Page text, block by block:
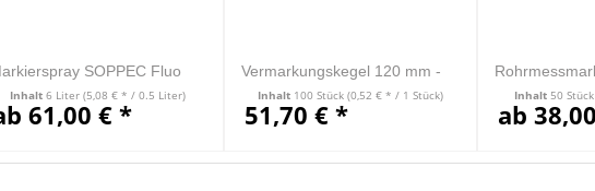
SOPPEC Fluo
- VE=12 Dosen
Inhalt 6 Liter (5,08 € * / 0.5 Liter)
61,00 € *
Vermarkungskegel 120 mm -
VE=100 Stück
Inhalt 100 Stück (0,52 € * / 1 Stück)
51,70 € *
StückInhalt 50 Stück
ab